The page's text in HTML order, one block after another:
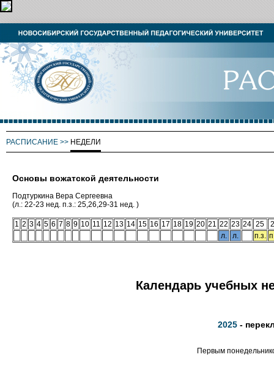
РАСПИСАНИЕ >> НЕДЕЛИ
Основы вожатской деятельности
Подтуркина Вера Сергеевна
(л.: 22-23 нед. п.з.: 25,26,29-31 нед. )
1 2 3 4 5 6 7 8 9 10 11 12 13 14 15 16 17 18 19 20 21 22 23 24 25
л.
л. п.з.
Календарь учебных
2025 -
Первым